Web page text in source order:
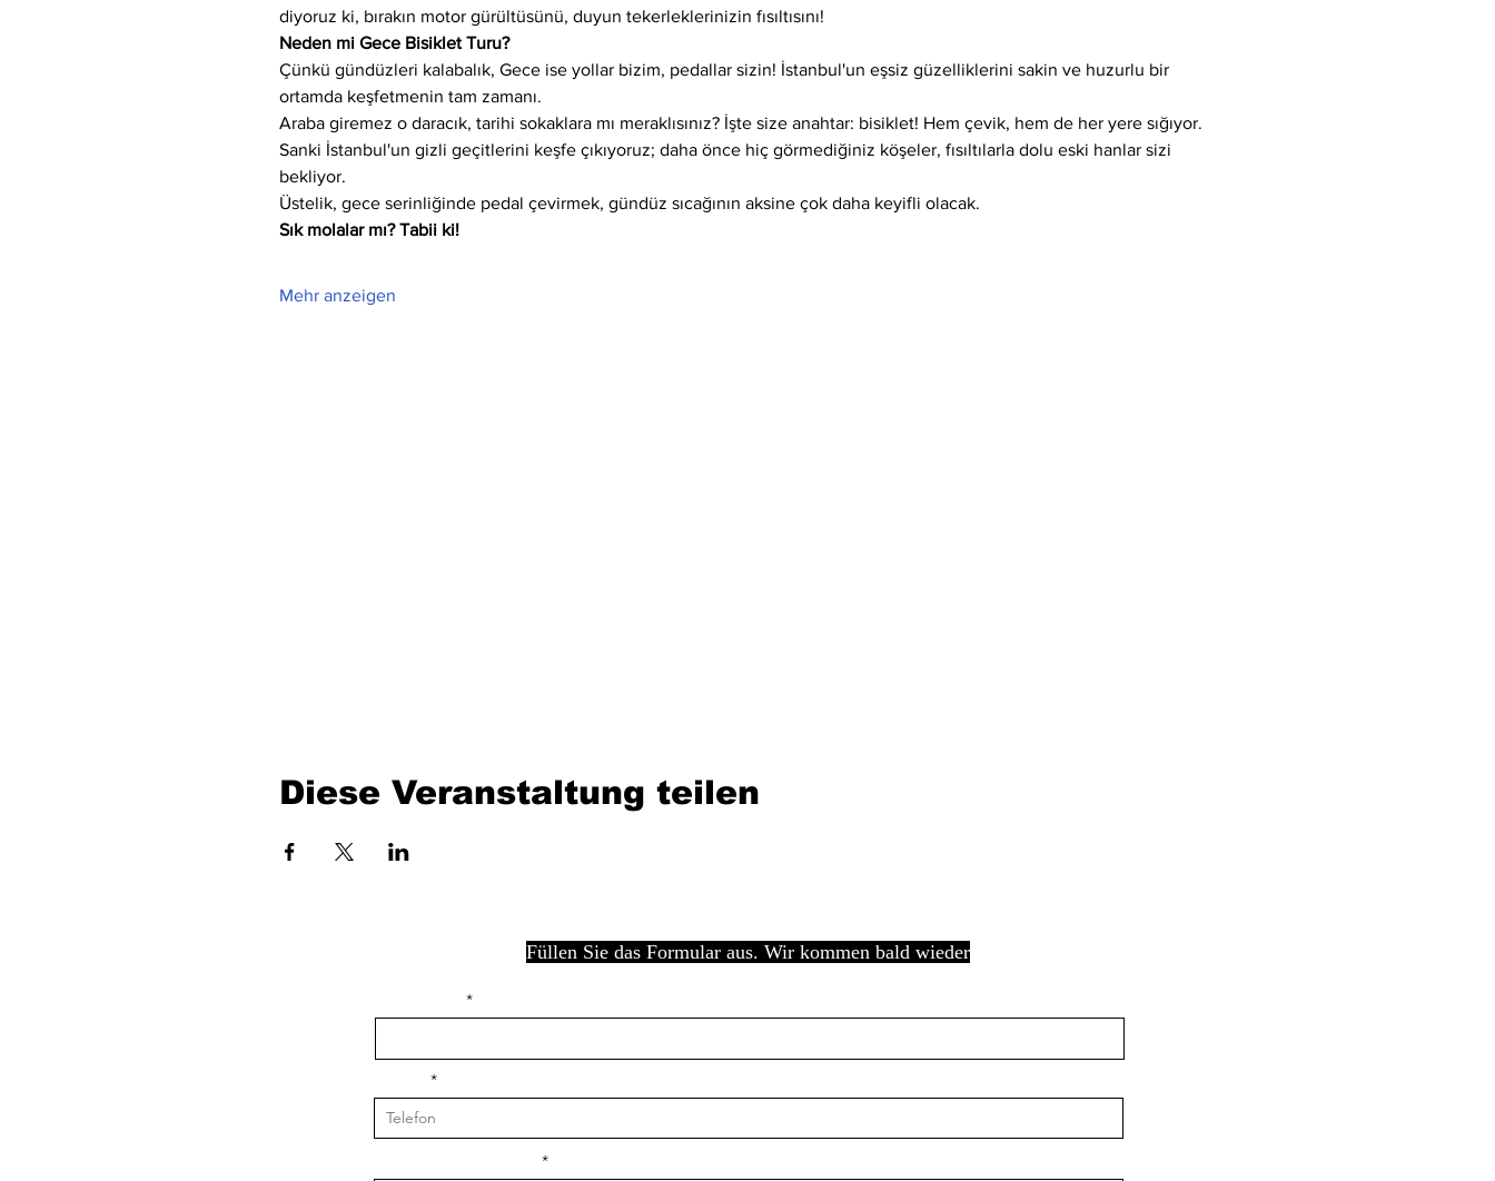
diyoruz ki, bırakın motor gürültüsünü, duyun tekerleklerinizin fısıltısını!
Neden mi Gece Bisiklet Turu?
Çünkü gündüzleri kalabalık, Gece ise yollar bizim, pedallar sizin! İstanbul'un eşsiz güzelliklerini sakin ve huzurlu bir
ortamda keşfetmenin tam zamanı.
Araba giremez o daracık, tarihi sokaklara mı meraklısınız? İşte size anahtar: bisiklet! Hem çevik, hem de her yere sığıyor.
Sanki İstanbul'un gizli geçitlerini keşfe çıkıyoruz; daha önce hiç görmediğiniz köşeler, fısıltılarla dolu eski hanlar sizi
bekliyor.
Üstelik, gece serinliğinde pedal çevirmek, gündüz sıcağının aksine çok daha keyifli olacak.
Sık molalar mı? Tabii ki!
Mehr anzeigen
Diese Veranstaltung teilen
Füllen Sie das Formular aus. Wir kommen bald wieder